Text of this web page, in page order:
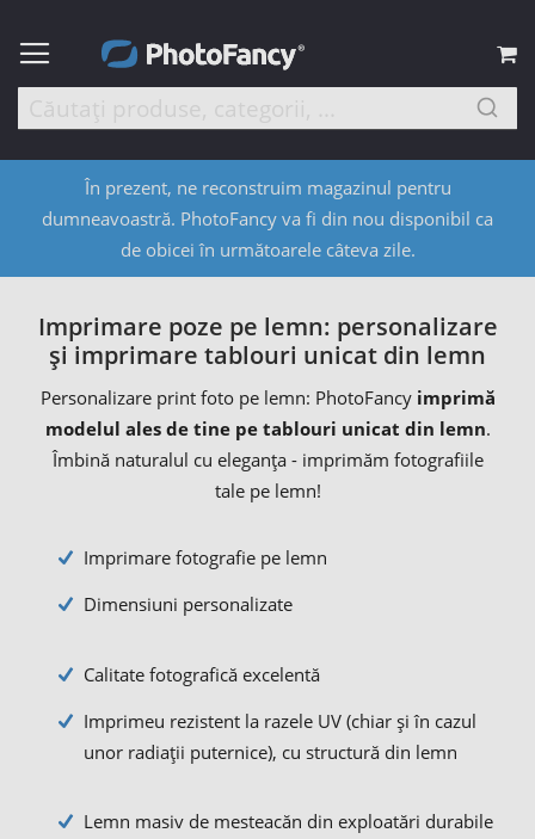
În prezent, ne reconstruim magazinul pentru
dumneavoastră. PhotoFancy va fi din nou disponibil ca
de obicei în următoarele câteva zile.
Imprimare poze pe lemn: personalizare
și imprimare tablouri unicat din lemn
Personalizare print foto pe lemn: PhotoFancy imprimă
modelul ales de tine pe tablouri unicat din lemn.
Îmbină naturalul cu eleganța - imprimăm fotografiile
tale pe lemn!
Imprimare fotografie pe lemn
Dimensiuni personalizate
Calitate fotografică excelentă
Imprimeu rezistent la razele UV (chiar și în cazul
unor radiații puternice), cu structură din lemn
Lemn masiv de mesteacăn din exploatări durabile